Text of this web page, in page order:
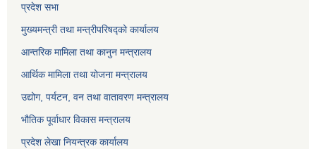
प्रदेश सभा
मुख्यमन्त्री तथा मन्त्रीपरिषद्को कार्यालय
आन्तरिक मामिला तथा कानुन मन्त्रालय
आर्थिक मामिला तथा योजना मन्त्रालय
उद्योग, पर्यटन, वन तथा वातावरण मन्त्रालय
भौतिक पूर्वाधार विकास मन्त्रालय
प्रदेश लेखा नियन्त्रक कार्यालय